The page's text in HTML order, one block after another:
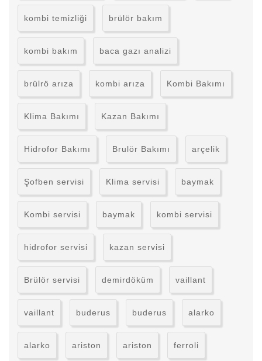
kombi temizliği brülör bakım
kombi bakım baca gazı analizi
brülrö arıza kombi arıza Kombi Bakımı
Klima Bakımı Kazan Bakımı
Hidrofor Bakımı Brulör Bakımı arçelik
Şofben servisi Klima servisi baymak
Kombi servisi baymak kombi servisi
hidrofor servisi kazan servisi
Brülör servisi demirdöküm vaillant
vaillant buderus buderus alarko
alarko ariston ariston ferroli